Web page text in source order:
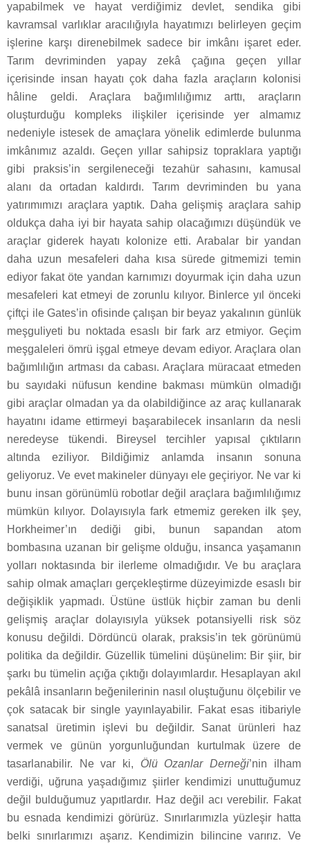
yapabilmek ve hayat verdiğimiz devlet, sendika gibi
kavramsal varlıklar aracılığıyla hayatımızı belirleyen geçim
işlerine karşı direnebilmek sadece bir imkânı işaret eder.
Tarım devriminden yapay zekâ çağına geçen yıllar
içerisinde insan hayatı çok daha fazla araçların kolonisi
hâline geldi. Araçlara bağımlılığımız arttı, araçların
oluşturduğu kompleks ilişkiler içerisinde yer almamız
nedeniyle istesek de amaçlara yönelik edimlerde bulunma
imkânımız azaldı. Geçen yıllar sahipsiz topraklara yaptığı
gibi praksis’in sergileneceği tezahür sahasını, kamusal
alanı da ortadan kaldırdı. Tarım devriminden bu yana
yatırımımızı araçlara yaptık. Daha gelişmiş araçlara sahip
oldukça daha iyi bir hayata sahip olacağımızı düşündük ve
araçlar giderek hayatı kolonize etti. Arabalar bir yandan
daha uzun mesafeleri daha kısa sürede gitmemizi temin
ediyor fakat öte yandan karnımızı doyurmak için daha uzun
mesafeleri kat etmeyi de zorunlu kılıyor. Binlerce yıl önceki
çiftçi ile Gates’in ofisinde çalışan bir beyaz yakalının günlük
meşguliyeti bu noktada esaslı bir fark arz etmiyor. Geçim
meşgaleleri ömrü işgal etmeye devam ediyor. Araçlara olan
bağımlılığın artması da cabası. Araçlara müracaat etmeden
bu sayıdaki nüfusun kendine bakması mümkün olmadığı
gibi araçlar olmadan ya da olabildiğince az araç kullanarak
hayatını idame ettirmeyi başarabilecek insanların da nesli
neredeyse tükendi. Bireysel tercihler yapısal çıktıların
altında eziliyor. Bildiğimiz anlamda insanın sonuna
geliyoruz. Ve evet makineler dünyayı ele geçiriyor. Ne var ki
bunu insan görünümlü robotlar değil araçlara bağımlılığımız
mümkün kılıyor. Dolayısıyla fark etmemiz gereken ilk şey,
Horkheimer’ın dediği gibi, bunun sapandan atom
bombasına uzanan bir gelişme olduğu, insanca yaşamanın
yolları noktasında bir ilerleme olmadığıdır. Ve bu araçlara
sahip olmak amaçları gerçekleştirme düzeyimizde esaslı bir
değişiklik yapmadı. Üstüne üstlük hiçbir zaman bu denli
gelişmiş araçlar dolayısıyla yüksek potansiyelli risk söz
konusu değildi. Dördüncü olarak, praksis’in tek görünümü
politika da değildir. Güzellik tümelini düşünelim: Bir şiir, bir
şarkı bu tümelin açığa çıktığı dolayımlardır. Hesaplayan akıl
pekâlâ insanların beğenilerinin nasıl oluştuğunu ölçebilir ve
çok satacak bir single yayınlayabilir. Fakat esas itibariyle
sanatsal üretimin işlevi bu değildir. Sanat ürünleri haz
vermek ve günün yorgunluğundan kurtulmak üzere de
tasarlanabilir. Ne var ki, Ölü Ozanlar Derneği’nin ilham
verdiği, uğruna yaşadığımız şiirler kendimizi unuttuğumuz
değil bulduğumuz yapıtlardır. Haz değil acı verebilir. Fakat
bu esnada kendimizi görürüz. Sınırlarımızla yüzleşir hatta
belki sınırlarımızı aşarız. Kendimizin bilincine varırız. Ve